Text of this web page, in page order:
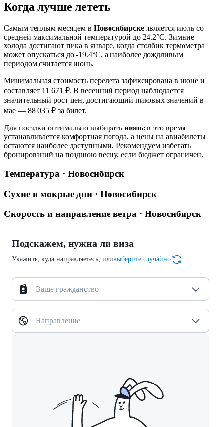
Когда лучше лететь
Самым теплым месяцем в Новосибирске является июль со
средней максимальной температурой до 24.2°C. Зимние
холода достигают пика в январе, когда столбик термометра
может опускаться до -19.4°C, а наиболее дождливым
периодом считается июнь.
Минимальная стоимость перелета зафиксирована в июне и
составляет 11 671 ₽. В весенний период наблюдается
значительный рост цен, достигающий пиковых значений в
мае — 88 035 ₽ за билет.
Для поездки оптимально выбирать июнь: в это время
устанавливается комфортная погода, а цены на авиабилеты
остаются наиболее доступными. Рекомендуем избегать
бронирований на позднюю весну, если бюджет ограничен.
Температура · Новосибирск
Сухие и мокрые дни · Новосибирск
Скорость и направление ветра · Новосибирск
Подскажем, нужна ли виза
Укажите, куда направляетесь, иливыберите случайно
Ваше гражданство
Направление